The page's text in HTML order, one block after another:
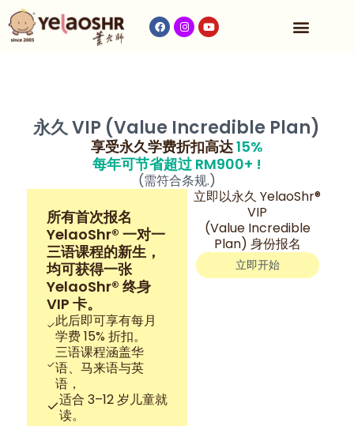
永久 VIP (Value Incredible Plan)
享受永久学费折扣高达15%
每年可节省超过 RM900+ !
(需符合条规.)
所有首次报名
YelaoShr® 一对一
三语课程的新生，
均可获得一张
YelaoShr® 终身
VIP 卡。
此后即可享有每月
学费 15% 折扣。
三语课程涵盖华
语、马来语与英
语，
适合 3–12 岁儿童就
读。
立即以永久 YelaoShr®
VIP
(Value Incredible
Plan) 身份报名
立即开始